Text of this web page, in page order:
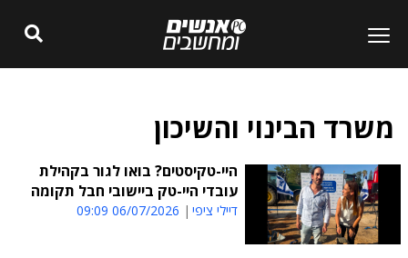
משרד הבינוי והשיכון
היי-טקיסטים? בואו לגור בקהילת
עובדי היי-טק ביישובי חבל תקומה
דיילי ציפי 06/07/2026 09:09